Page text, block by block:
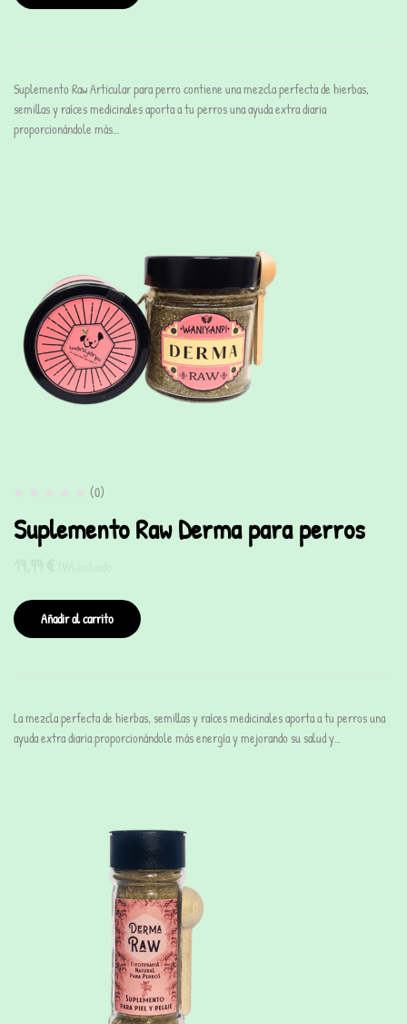
Suplemento Raw Articular para perro contiene una mezcla perfecta de hierbas,
semillas y raíces medicinales aporta a tu perros una ayuda extra diaria
proporcionándole más…
(0)
Suplemento Raw Derma para perros
Añadir al carrito
La mezcla perfecta de hierbas, semillas y raíces medicinales aporta a tu perros una
ayuda extra diaria proporcionándole más energía y mejorando su salud y…